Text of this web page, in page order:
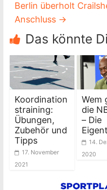
Berlin überholt
Anschluss →
Das könnte
Koordination
straining:
Übungen,
Zubehör und
Tipps
17. November
2021
Wem
die
– Die
14.
2020